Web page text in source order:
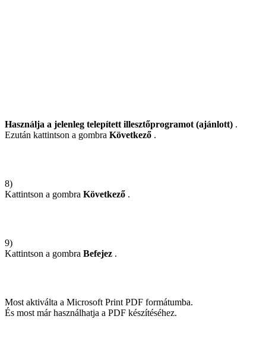
Használja a jelenleg telepített illesztőprogramot (ajánlott) .
Ezután kattintson a gombra Következő .
8)
Kattintson a gombra Következő .
9)
Kattintson a gombra Befejez .
Most aktiválta a Microsoft Print PDF formátumba.
És most már használhatja a PDF készítéséhez.